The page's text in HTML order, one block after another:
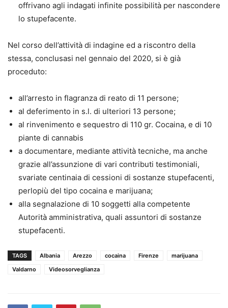
offrivano agli indagati infinite possibilità per nascondere
lo stupefacente.
Nel corso dell’attività di indagine ed a riscontro della
stessa, conclusasi nel gennaio del 2020, si è già
proceduto:
all’arresto in flagranza di reato di 11 persone;
al deferimento in s.l. di ulteriori 13 persone;
al rinvenimento e sequestro di 110 gr. Cocaina, e di 10
piante di cannabis
a documentare, mediante attività tecniche, ma anche
grazie all’assunzione di vari contributi testimoniali,
svariate centinaia di cessioni di sostanze stupefacenti,
perlopiù del tipo cocaina e marijuana;
alla segnalazione di 10 soggetti alla competente
Autorità amministrativa, quali assuntori di sostanze
stupefacenti.
TAGS Albania Arezzo cocaina Firenze
marijuana
Valdarno
Videosorveglianza